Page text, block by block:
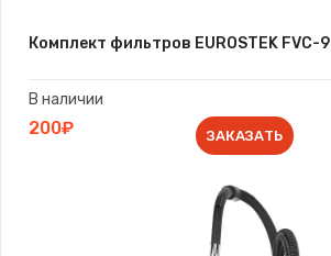
Комплект фильтров EUROSTEK FVC-9
В наличии
200₽ ЗАКАЗАТЬ